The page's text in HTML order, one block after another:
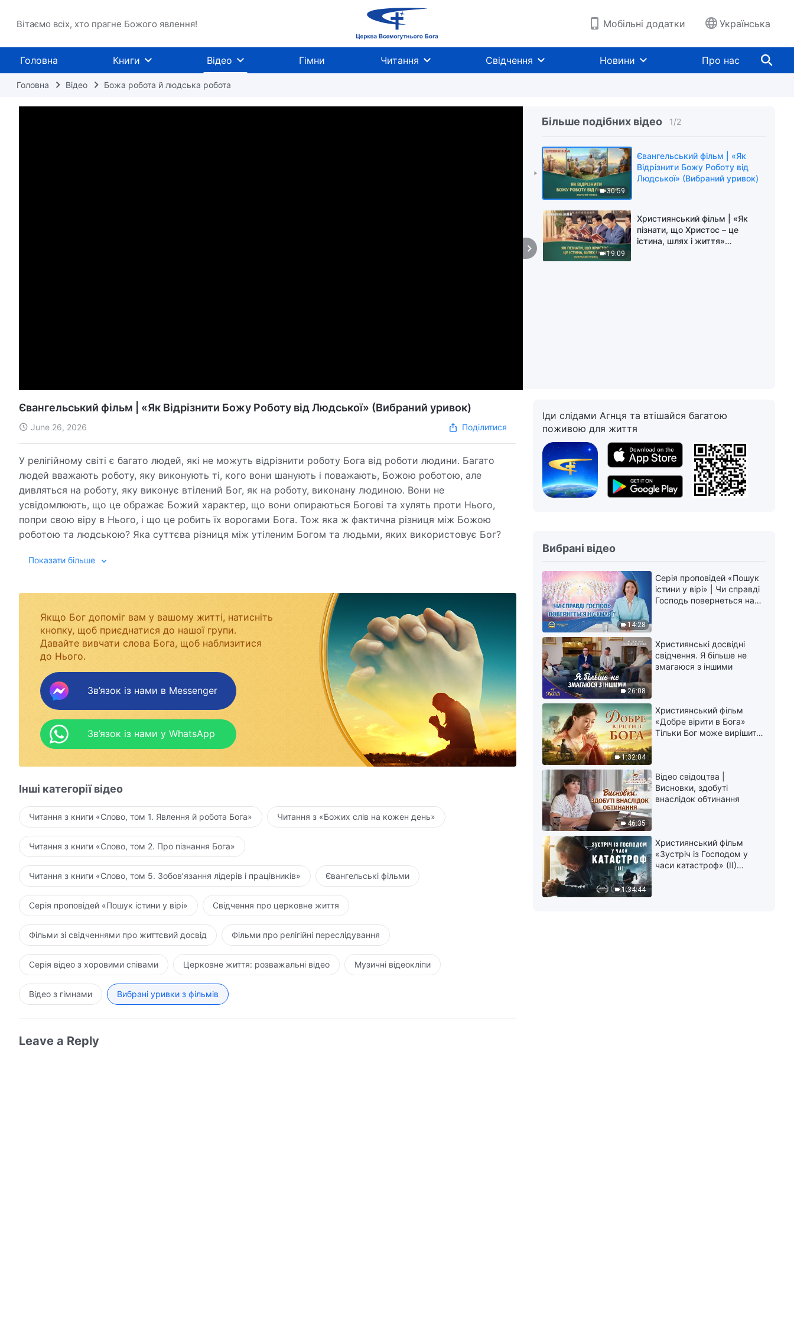
Вітаємо всіх, хто прагне Божого явлення! Мобільні додатки Українська
Головна Книги Відео Гімни Читання Свідчення Новини Про нас
Головна Відео Божа робота й людська робота
Більше подібних відео 1/2
30:59
Євангельський фільм | «Як
Відрізнити Божу Роботу від
Людської» (Вибраний уривок)
19:09
Християнський фільм | «Як
пізнати, що Христос – це
істина, шлях і життя»
Євангельський фільм | «Як Відрізнити Божу Роботу від Людської» (Вибраний уривок)
June 26, 2026 Поділитися
У релігійному світі є багато людей, які не можуть відрізнити роботу Бога від роботи людини. Багато
людей вважають роботу, яку виконують ті, кого вони шанують і поважають, Божою роботою, але
дивляться на роботу, яку виконує втілений Бог, як на роботу, виконану людиною. Вони не
усвідомлюють, що це ображає Божий характер, що вони опираються Богові та хулять проти Нього,
попри свою віру в Нього, і що це робить їх ворогами Бога. Тож яка ж фактична різниця між Божою
роботою та людською? Яка суттєва різниця між утіленим Богом та людьми, яких використовує Бог?
Показати більше
Якщо Бог допоміг вам у вашому житті, натисніть
кнопку, щоб приєднатися до нашої групи.
Давайте вивчати слова Бога, щоб наблизитися
до Нього.
Зв’язок із нами в Messenger
Зв’язок із нами у WhatsApp
Інші категорії відео
Читання з книги «Слово, том 1. Явлення й робота Бога» Читання з «Божих слів на кожен день»
Читання з книги «Слово, том 2. Про пізнання Бога»
Читання з книги «Слово, том 5. Зобов’язання лідерів і працівників» Євангельські фільми
Серія проповідей «Пошук істини у вірі» Свідчення про церковне життя
Фільми зі свідченнями про життєвий досвід Фільми про релігійні переслідування
Серія відео з хоровими співами Церковне життя: розважальні відео Музичні відеокліпи
Відео з гімнами Вибрані уривки з фільмів
Leave a Reply
Іди слідами Агнця та втішайся багатою
поживою для життя
Вибрані відео
14:28
Серія проповідей «Пошук
істини у вірі» | Чи справді
Господь повернеться на
26:08
Християнські досвідні
свідчення. Я більше не
змагаюся з іншими
1:32:04
Християнський фільм
«Добре вірити в Бога»
Тільки Бог може вирішити
46:35
Відео свідоцтва |
Висновки, здобуті
внаслідок обтинання
1:34:44
Християнський фільм
«Зустріч із Господом у
часи катастроф» (II)